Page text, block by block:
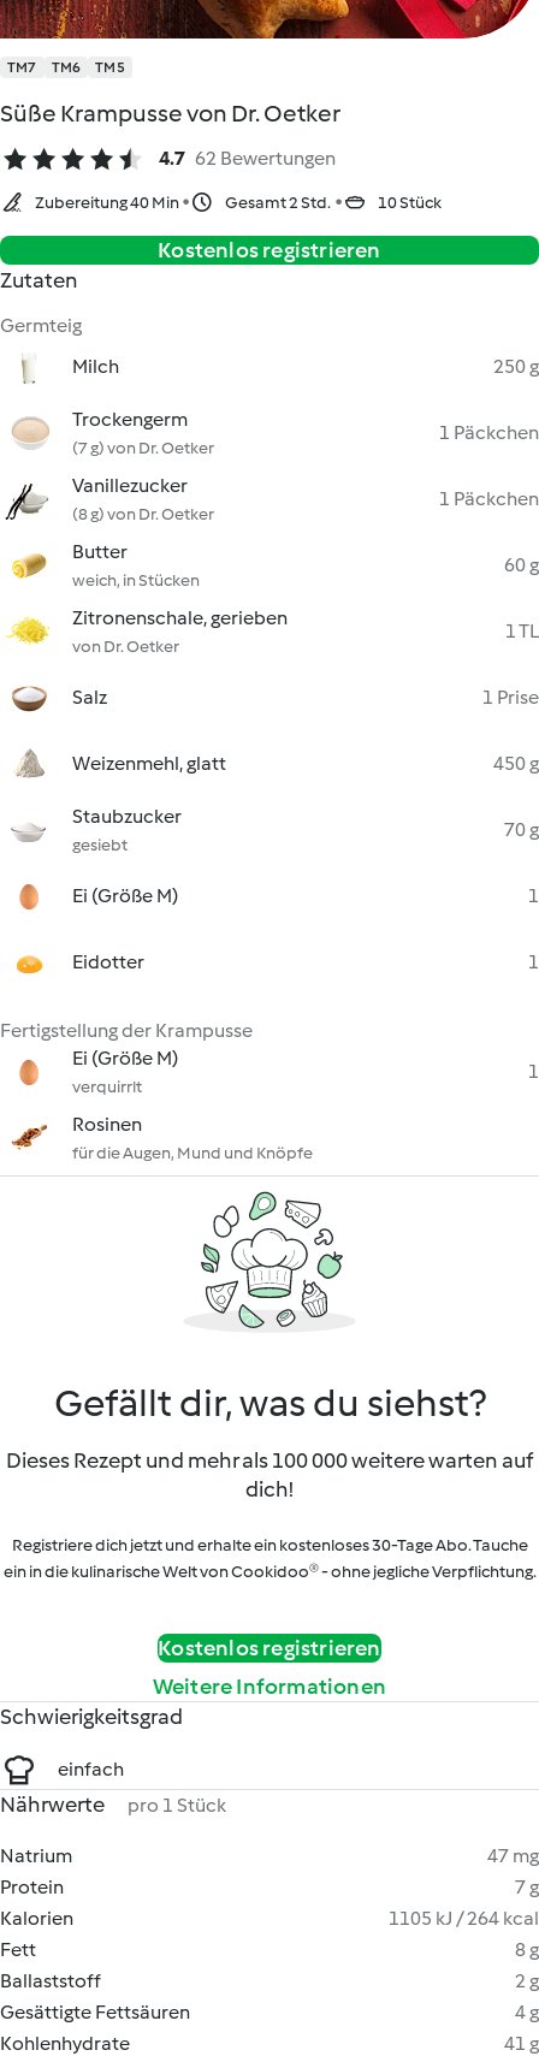
TM7 TM6 TM5
Süße Krampusse von Dr. Oetker
4.7 62 Bewertungen
Zubereitung 40 Min Gesamt 2 Std. 10 Stück
Kostenlos registrieren
Zutaten
Germteig
Milch
250 g
Trockengerm
(7 g) von Dr. Oetker
1 Päckchen
Vanillezucker
(8 g) von Dr. Oetker
1 Päckchen
Butter
weich, in Stücken
60 g
Zitronenschale, gerieben
von Dr. Oetker
1 TL
Salz 1 Prise
Weizenmehl, glatt 450 g
Staubzucker
gesiebt
70 g
Ei (Größe M) 1
Eidotter 1
Fertigstellung der Krampusse
Ei (Größe M)
verquirrlt
1
Rosinen
für die Augen, Mund und Knöpfe
Gefällt dir, was du siehst?
Dieses Rezept und mehr als 100 000 weitere warten auf
dich!
Registriere dich jetzt und erhalte ein kostenloses 30-Tage Abo. Tauche
ein in die kulinarische Welt von Cookidoo® - ohne jegliche Verpflichtung.
Kostenlos registrieren
Weitere Informationen
Schwierigkeitsgrad
einfach
Nährwerte pro 1 Stück
Natrium
47 mg
Protein
7 g
Kalorien
1105 kJ / 264 kcal
Fett
8 g
Ballaststoff
2 g
Gesättigte Fettsäuren
4 g
Kohlenhydrate
41 g